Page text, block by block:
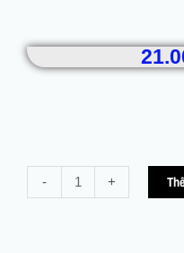
-
Thành
+